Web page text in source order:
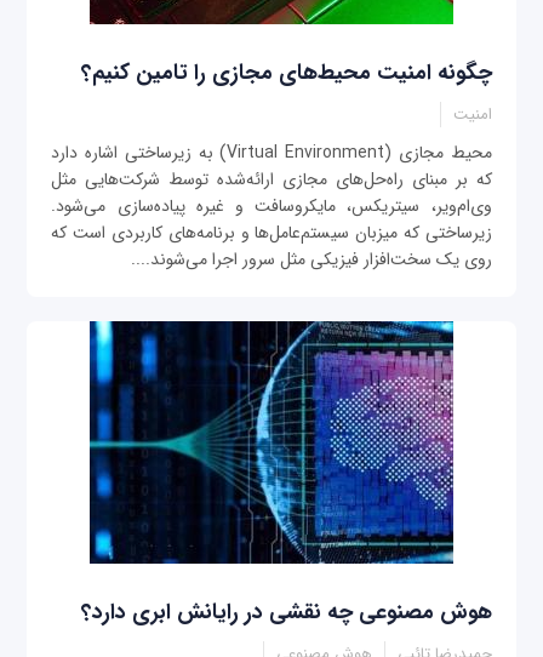
چگونه امنیت محیط‌های مجازی را تامین کنیم؟
امنیت
محیط مجازی (Virtual Environment) به زیرساختی اشاره دارد
که بر مبنای راه‌حل‌های مجازی ارائه‌شده توسط شرکت‌هایی مثل
وی‌ام‌ویر، سیتریکس، مایکروسافت و غیره پیاده‌سازی می‌شود.
زیرساختی که میزبان سیستم‌عامل‌ها و برنامه‌های کاربردی است که
روی یک سخت‌افزار فیزیکی مثل سرور اجرا می‌شوند....
هوش مصنوعی چه نقشی در رایانش ابری دارد؟